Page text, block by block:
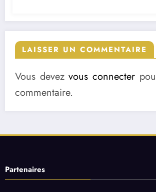
LAISSER UN COMMENTAIRE
Vous devezvous connecter
commentaire.
Partenaires